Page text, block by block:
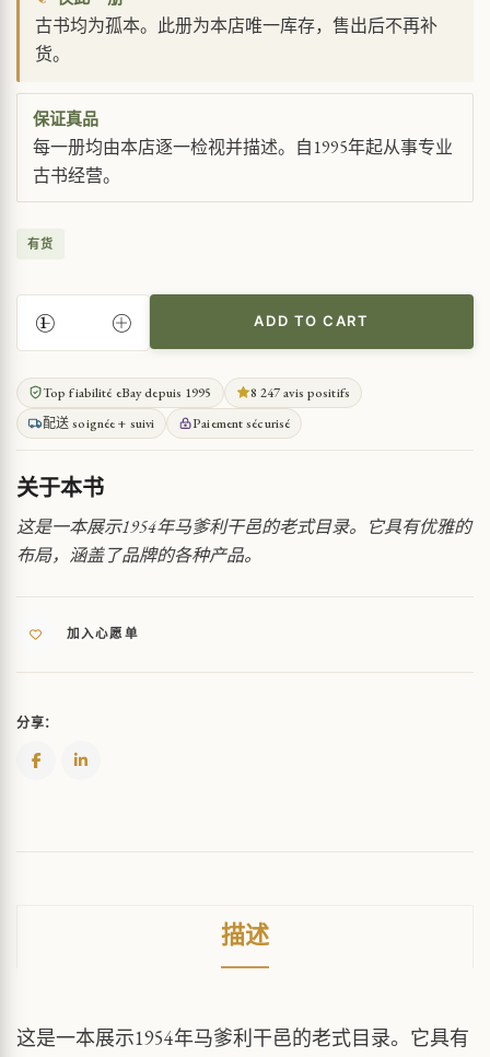
古书均为孤本。此册为本店唯一库存，售出后不再补
货。
保证真品
每一册均由本店逐一检视并描述。自1995年起从事专业
古书经营。
有货
1954
年
马
爹
利
干
邑
目
录
QUANTITY
ADD TO CART
Top fiabilité eBay depuis 1995
8 247 avis positifs
配送 soignée + suivi
Paiement sécurisé
关于本书
这是一本展示1954年马爹利干邑的老式目录。它具有优雅的
布局，涵盖了品牌的各种产品。
加入心愿单
分享：
描述
这是一本展示1954年马爹利干邑的老式目录。它具有